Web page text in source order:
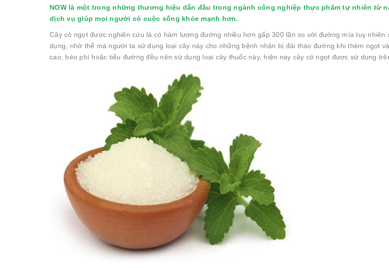
NOW là một trong những thương hiệu dẫn đầu trong ngành công nghiệp thực phẩm tự nhiên từ
dịch vụ giúp mọi người có cuộc sống khỏe mạnh hơn.
Cây cỏ ngọt được nghiên cứu là có hàm lượng đường nhiều hơn gấp 300 lần so với đường mía tuy
dụng, nhờ thế mà người ta sử dụng loại cây này cho những bệnh nhân bị đái tháo đường khi thèm ngọt
cao, béo phì hoặc tiểu đường đều nên sử dụng loại cây thuốc này, hiện nay cây cỏ ngọt được sử dụng